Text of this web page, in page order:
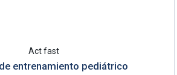
Act fast
entrenamiento pediátrico